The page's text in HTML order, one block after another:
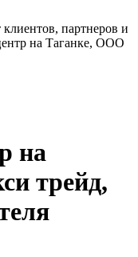
партнеров и
на Таганке, ООО
на
трейд,